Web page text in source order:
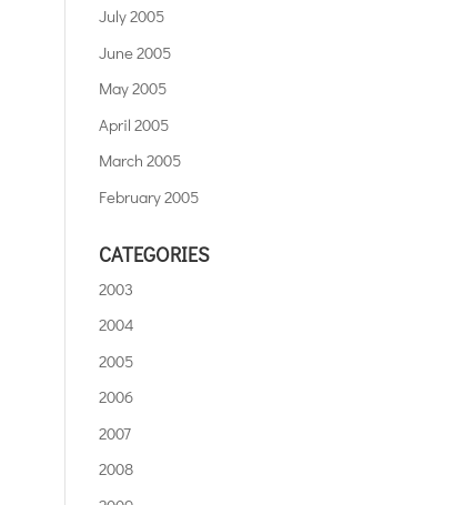
July 2005
June 2005
May 2005
April 2005
March 2005
February 2005
CATEGORIES
2003
2004
2005
2006
2007
2008